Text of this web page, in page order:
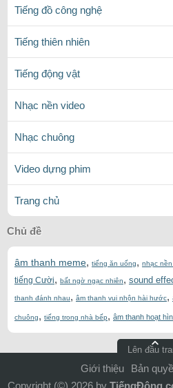
Tiếng đồ công nghệ
Tiếng thiên nhiên
Tiếng động vật
Nhạc nền video
Nhạc chuông
Video dựng phim
Trang chủ
Chủ đề
âm thanh meme, tiếng ăn uống, nhạc nền
tiếng Cười, bất ngờ ngạc nhiên, sound
thanh đánh nhau, âm thanh vui nhộn hài hước,
chuông, tiếng trong nhà bếp, âm thanh hoạt
Lên đầu
Giới thiệu Bản
Copyright (©) 2026 by